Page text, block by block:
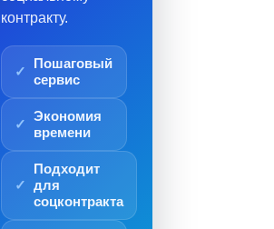
контракту.
Пошаговый
сервис
Экономия
времени
Подходит
для
соцконтракта